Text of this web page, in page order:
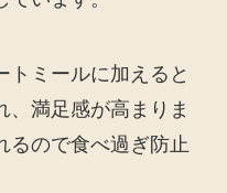
トミールに加えると
、満足感が高まりま
るので食べ過ぎ防止